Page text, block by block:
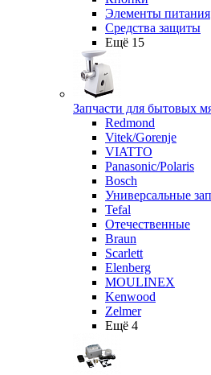
Элементы питания
Средства защиты
Ещё 15
Запчасти для бытовых
Redmond
Vitek/Gorenje
VIATTO
Panasonic/Polaris
Bosch
Универсальные
Tefal
Отечественные
Braun
Scarlett
Elenberg
MOULINEX
Kenwood
Zelmer
Ещё 4